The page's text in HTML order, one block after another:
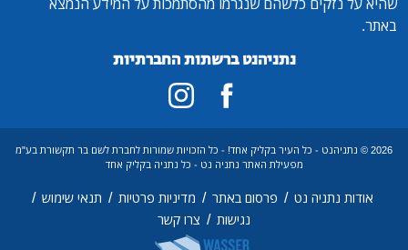
שהיא על נזקים כלשהם שנגרמו מהסתמכות על המידע הנמצא
באתר.
נתניהנט ברשתות החברתיות
2026 © נתניהנט - כל העיר בקליק אחד! - כל הזכויות שמורות לחברת לשם בר תקשורת בע"מ
מפעילת האתר נתניה נט - כל נתניה בקליק אחד
אודות נתניה נט / פרסום באתר / מדיניות פרטיות / תנאי שימוש /
נגישות / צרו קשר